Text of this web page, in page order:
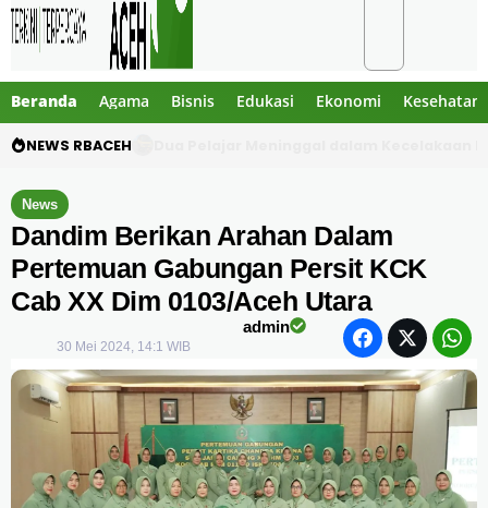
Beranda Agama Bisnis Edukasi Ekonomi Kesehatan
NEWS RBACEH
News
Dandim Berikan Arahan Dalam
Pertemuan Gabungan Persit KCK
Cab XX Dim 0103/Aceh Utara
admin
30 Mei 2024, 14:1 WIB